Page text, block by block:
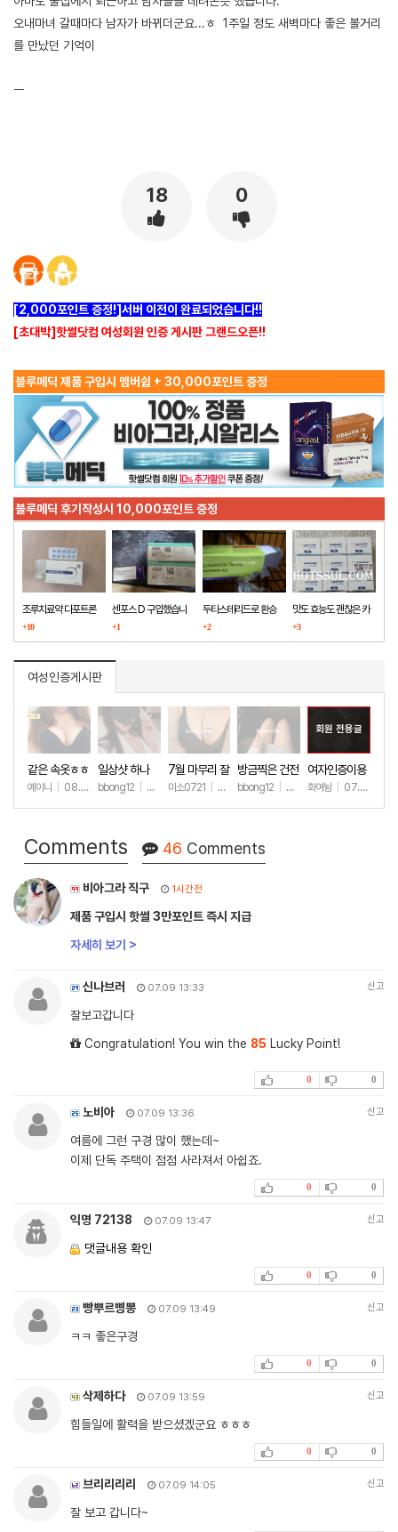
오내마녀 갈때마다 남자가 바뀌더군요...ㅎ 1주일 정도 새벽마다 좋은 볼거리
를 만났던 기억이
ㅡ
18 0
[2,000포인트 증정!]서버 이전이 완료되었습니다!!
[초대박]핫썰닷컴 여성회원 인증 게시판 그랜드오픈!!
블루메딕 제품 구입시 멤버쉽 + 30,000포인트 증정
블루메딕 후기작성시 10,000포인트 증정
조루치료약 다포트론
구매했습니다
+10
센포스 D 구입했습니
다
+1
두타스테리드로 환승
+2
맛도 효능도 괜찮은 카
마그라
+3
여성인증게시판
같은 속옷ㅎㅎ
예이니 08.04 +63
일상샷 하나
bbong12 07.31+88
7월 마무리 잘
하세요🫶
미소0721 07.31+243
방금찍은 건전
한 일상샷
bbong12 07.28+89
회원 전용글
여자인증이용
ㅎㅎ
화여뉭 07.27
Comments 46 Comments
비아그라 직구 1시간전
제품 구입시 핫썰 3만포인트 즉시 지급
자세히 보기 >
신나브러 07.09 13:33 신고
잘보고갑니다
Congratulation! You win the 85 Lucky Point!
0 0
노비아 07.09 13:36 신고
여름에 그런 구경 많이 했는데~
이제 단독 주택이 점점 사라져서 아쉽죠.
0 0
익명 72138 07.09 13:47 신고
댓글내용 확인
0 0
빵뿌르삥뽕 07.09 13:49 신고
ㅋㅋ 좋은구경
0 0
삭제하다 07.09 13:59 신고
힘들일에 활력을 받으셨겠군요 ㅎㅎㅎ
0 0
브리리리리 07.09 14:05 신고
잘 보고 갑니다~